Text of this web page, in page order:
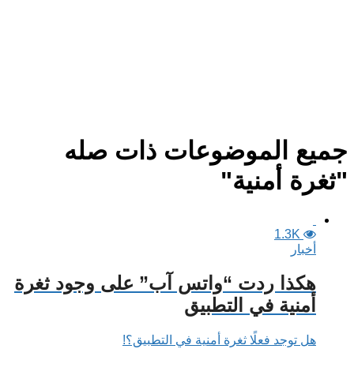
جميع الموضوعات ذات صله
"ثغرة أمنية"
1.3K
أخبار
هكذا ردت “واتس آب” على وجود ثغرة
أمنية في التطبيق
هل توجد فعلًا ثغرة أمنية في التطبيق؟!